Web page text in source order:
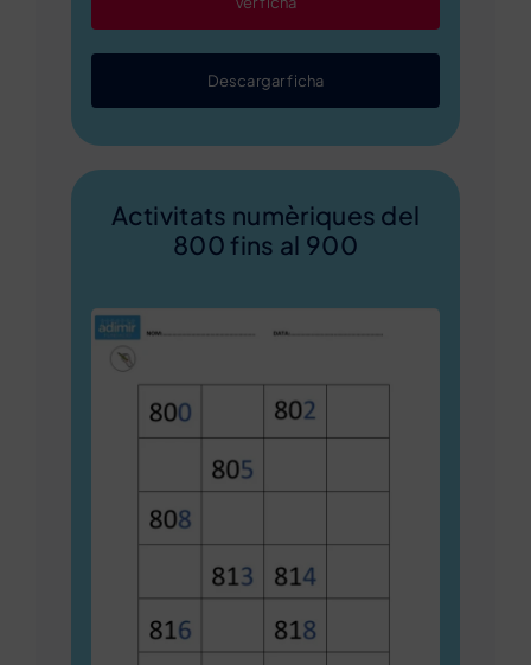
Descargar ficha
Activitats numèriques del
800 fins al 900